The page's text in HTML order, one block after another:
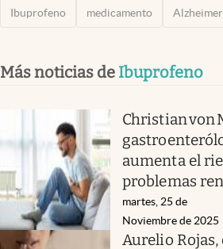
Ibuprofeno medicamento Alzheimer
Más noticias de Ibuprofeno
Christian von
aumenta el
problemas
martes, 25 de
Noviembre de 2025
Aurelio